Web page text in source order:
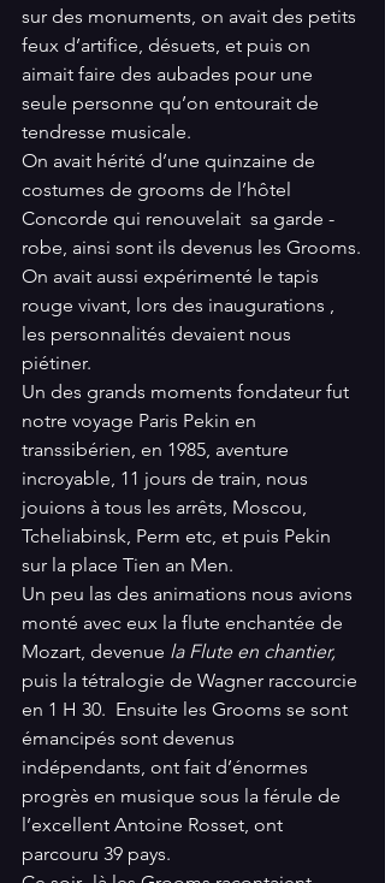
sur des monuments, on avait des petits
feux d’artifice, désuets, et puis on
aimait faire des aubades pour une
seule personne qu’on entourait de
tendresse musicale.
On avait hérité d’une quinzaine de
costumes de grooms de l’hôtel
Concorde qui renouvelait  sa garde -
robe, ainsi sont ils devenus les Grooms.
On avait aussi expérimenté le tapis
rouge vivant, lors des inaugurations ,
les personnalités devaient nous
piétiner.
Un des grands moments fondateur fut
notre voyage Paris Pekin en
transsibérien, en 1985, aventure
incroyable, 11 jours de train, nous
jouions à tous les arrêts, Moscou,
Tcheliabinsk, Perm etc, et puis Pekin
sur la place Tien an Men.
Un peu las des animations nous avions
monté avec eux la flute enchantée de
Mozart, devenue la Flute en chantier,
puis la tétralogie de Wagner raccourcie
en 1 H 30.  Ensuite les Grooms se sont
émancipés sont devenus
indépendants, ont fait d’énormes
progrès en musique sous la férule de
l’excellent Antoine Rosset, ont
parcouru 39 pays.